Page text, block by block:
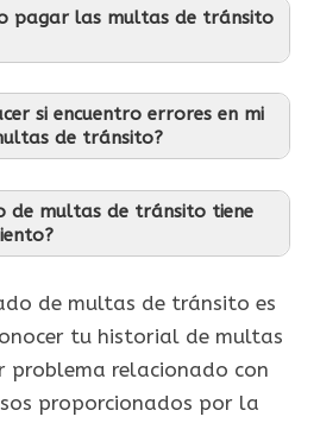
pagar las multas de tránsito
si encuentro errores en mi
de tránsito?
de multas de tránsito tiene
de multas de tránsito es
tu historial de multas
problema relacionado con
proporcionados por la